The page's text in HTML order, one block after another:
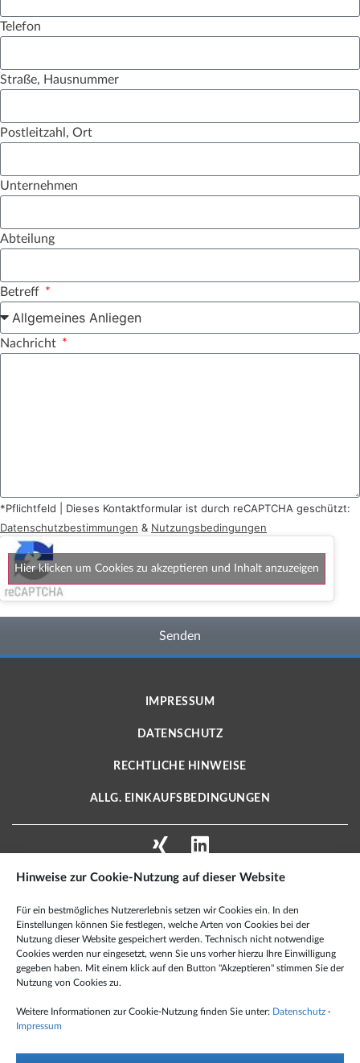
Hinweise zur Cookie-Nutzung auf dieser Website
Für ein bestmögliches Nutzererlebnis setzen wir Cookies ein. In den
Einstellungen können Sie festlegen, welche Arten von Cookies bei der
Nutzung dieser Website gespeichert werden. Technisch nicht notwendige
Cookies werden nur eingesetzt, wenn Sie uns vorher hierzu Ihre Einwilligung
gegeben haben. Mit einem klick auf den Button "Akzeptieren" stimmen Sie der
Nutzung von Cookies zu.
Weitere Informationen zur Cookie-Nutzung finden Sie unter: Datenschutz ·
Impressum
Telefon
Straße, Hausnummer
Postleitzahl, Ort
Unternehmen
Abteilung
Betreff
Nachricht
*Pflichtfeld | Dieses Kontaktformular ist durch reCAPTCHA geschützt:
Datenschutzbestimmungen & Nutzungsbedingungen
Hier klicken um Cookies zu akzeptieren und Inhalt anzuzeigen
Senden
IMPRESSUM
DATENSCHUTZ
RECHTLICHE HINWEISE
ALLG. EINKAUFSBEDINGUNGEN
Schmiedestraße 2 A
15745 Wildau · Deutschland
Tel.: +49 3375 959 60 100
Fax: +49 6349 995 99 501